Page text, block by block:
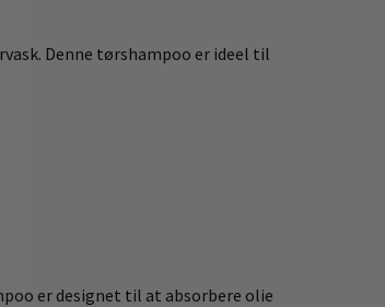
Denne tørshampoo er ideel til
er designet til at absorbere olie